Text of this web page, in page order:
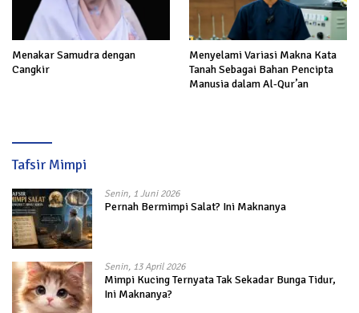
Menakar Samudra dengan
Cangkir
Menyelami Variasi Makna Kata
Tanah Sebagai Bahan Pencipta
Manusia dalam Al-Qur’an
Tafsir Mimpi
Senin, 1 Juni 2026
Pernah Bermimpi Salat? Ini Maknanya
Senin, 13 April 2026
Mimpi Kucing Ternyata Tak Sekadar Bunga Tidur,
Ini Maknanya?